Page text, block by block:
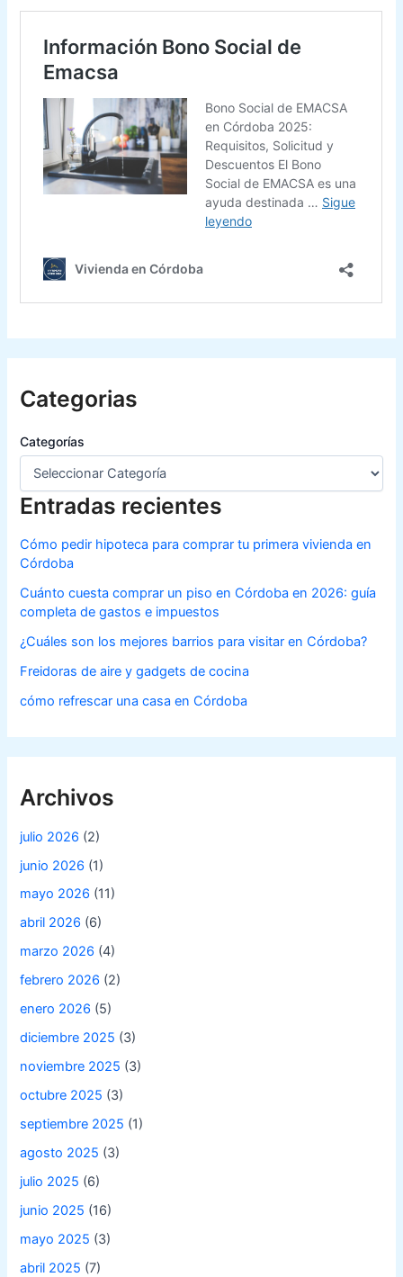
Categorias
Categorías
Entradas recientes
Cómo pedir hipoteca para comprar tu primera vivienda en
Córdoba
Cuánto cuesta comprar un piso en Córdoba en 2026: guía
completa de gastos e impuestos
¿Cuáles son los mejores barrios para visitar en Córdoba?
Freidoras de aire y gadgets de cocina
cómo refrescar una casa en Córdoba
Archivos
julio 2026 (2)
junio 2026 (1)
mayo 2026 (11)
abril 2026 (6)
marzo 2026 (4)
febrero 2026 (2)
enero 2026 (5)
diciembre 2025 (3)
noviembre 2025 (3)
octubre 2025 (3)
septiembre 2025 (1)
agosto 2025 (3)
julio 2025 (6)
junio 2025 (16)
mayo 2025 (3)
abril 2025 (7)